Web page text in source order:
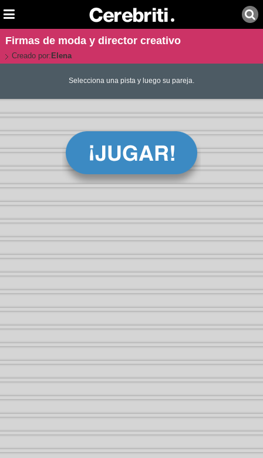
Firmas de moda y director creativo
Creado por: Elena
Selecciona una pista y luego su pareja.